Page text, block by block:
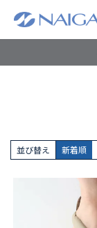
並び替え 新着順